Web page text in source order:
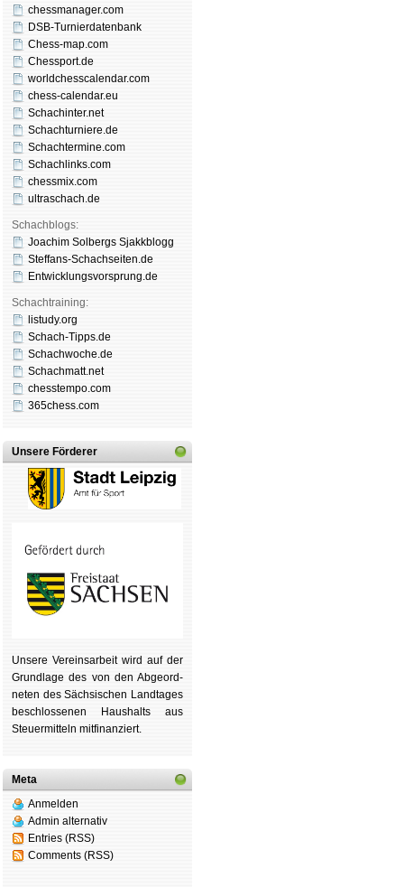
chessmanager.com
DSB-Turnierdatenbank
Chess-map.com
Chessport.de
worldchesscalendar.com
chess-calendar.eu
Schachinter.net
Schachturniere.de
Schachtermine.com
Schachlinks.com
chessmix.com
ultraschach.de
Schachblogs:
Joachim Solbergs Sjakkblogg
Steffans-Schachseiten.de
Entwicklungsvorsprung.de
Schachtraining:
listudy.org
Schach-Tipps.de
Schachwoche.de
Schachmatt.net
chesstempo.com
365chess.com
Unsere Förderer
Unsere Ver­eins­ar­beit wird auf der
Grund­lage des von den Ab­ge­ord­
ne­ten des Säch­si­schen Land­tages
be­schlos­se­nen Haus­halts aus
Steu­er­mitteln mit­fi­nan­ziert.
Meta
Anmelden
Admin alternativ
Entries (RSS)
Comments (RSS)